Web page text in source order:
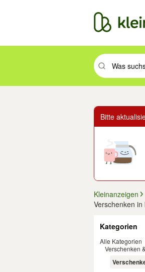
Suchbegriff
Bitte
Kleinanzeigen
Verschenken
Kategorien
Alle Kategorien
Verschenken